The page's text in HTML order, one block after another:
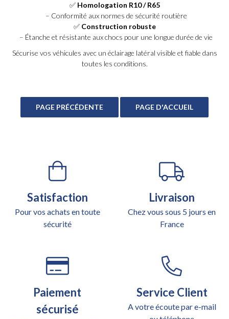
✅ Homologation R10 / R65
– Conformité aux normes de sécurité routière
✅ Construction robuste
– Étanche et résistante aux chocs pour une longue durée de vie
Sécurise vos véhicules avec un éclairage latéral visible et fiable dans
toutes les conditions.
Satisfaction
Pour vos achats en toute
sécurité
Livraison
Chez vous sous 5 jours en
France
Paiement
sécurisé
Service Client
A votre écoute par e-mail